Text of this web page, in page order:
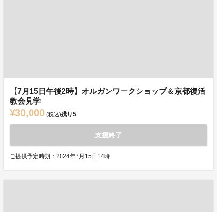
【7月15日午後2時】オルガンワークショップ＆京都復活
教会見学
¥30,000 (税込)残り5
支援終了
ご提供予定時期：2024年7月15日14時